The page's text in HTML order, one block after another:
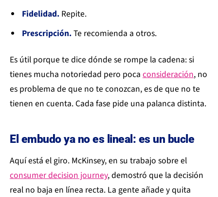
Fidelidad.Repite.
Prescripción.Te recomienda a otros.
Es útil porque te dice dónde se rompe la cadena: si
tienes mucha notoriedad pero poca consideración, no
es problema de que no te conozcan, es de que no te
tienen en cuenta. Cada fase pide una palanca distinta.
El embudo ya no es lineal: es un bucle
Aquí está el giro. McKinsey, en su trabajo sobre el
consumer decision journey, demostró que la decisión
real no baja en línea recta. La gente añade y quita